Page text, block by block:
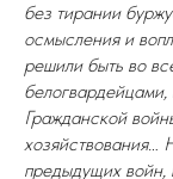
без тирании
осмысления и
решили быть во
Гражданской
хозяйствования…
предыдущих войн,